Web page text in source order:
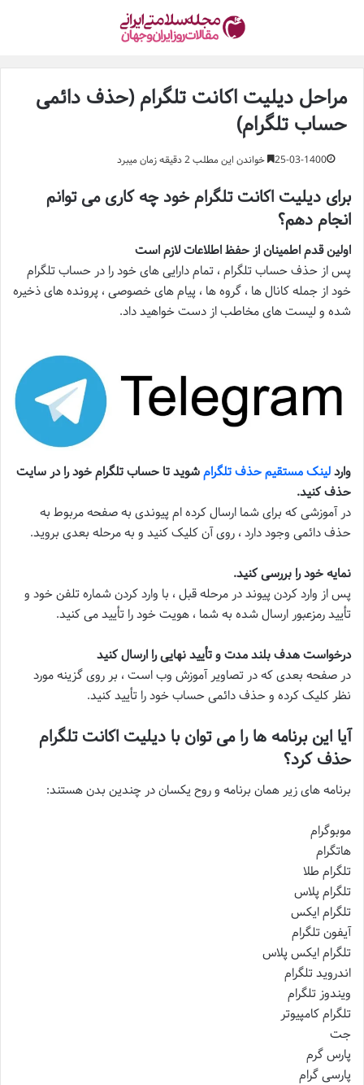
مراحل دیلیت اکانت تلگرام (حذف دائمی
حساب تلگرام)
25-03-1400 خواندن این مطلب 2 دقیقه زمان میبرد
برای دیلیت اکانت تلگرامخود چه کاری می توانم
انجام دهم؟
اولین قدم اطمینان از حفظ اطلاعات لازم است
پس از حذف حساب تلگرام ، تمام دارایی های خود را در حساب تلگرام
خود از جمله کانال ها ، گروه ها ، پیام های خصوصی ، پرونده های ذخیره
شده و لیست های مخاطب از دست خواهید داد.
واردلینک مستقیم حذف تلگرامشوید تا حساب تلگرام خود را در سایت
حذف کنید.
در آموزشی که برای شما ارسال کرده ام پیوندی به صفحه مربوط به
حذف دائمی وجود دارد ، روی آن کلیک کنید و به مرحله بعدی بروید.
نمایه خود را بررسی کنید.
پس از وارد کردن پیوند در مرحله قبل ، با وارد کردن شماره تلفن خود و
تأیید رمزعبور ارسال شده به شما ، هویت خود را تأیید می کنید.
درخواست هدف بلند مدت و تأیید نهایی را ارسال کنید
در صفحه بعدی که در تصاویر آموزش وب است ، بر روی گزینه مورد
نظر کلیک کرده و حذف دائمی حساب خود را تأیید کنید.
آیا این برنامه ها را می توان با دیلیت اکانت تلگرام
حذف کرد؟
برنامه های زیر همان برنامه و روح یکسان در چندین بدن هستند:
موبوگرام
هاتگرام
تلگرام طلا
تلگرام پلاس
تلگرام ایکس
آیفون تلگرام
تلگرام ایکس پلاس
اندروید تلگرام
ویندوز تلگرام
تلگرام کامپیوتر
جت
پارس گرم
پارسی گرام